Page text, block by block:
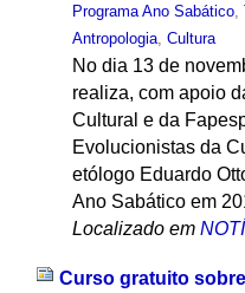
Programa Ano Sabático,
Antropologia, Cultura
No dia 13 de
realiza, com apoio
Cultural e da
Evolucionistas da
etólogo Eduardo
Ano Sabático em
Localizado em
Curso gratuito